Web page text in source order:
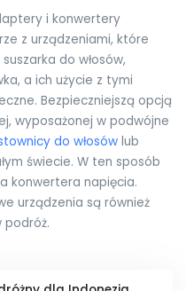
i konwertery
z urządzeniami, które
do włosów,
a ich użycie z tymi
Bezpieczniejszą opcją
wyposażonej w podwójne
do włosów lub
świecie. W ten sposób
konwertera napięcia.
urządzenia są również
podróż.